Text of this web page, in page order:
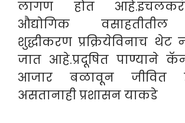
लागण होत
औद्योगिक वसाहतीतील
शुद्धीकरण प्रक्रियेविनाच थेट
जात आहे.प्रदूषित पाण्याने
आजार बळावून जीवित
असतानाही प्रशासन याकडे